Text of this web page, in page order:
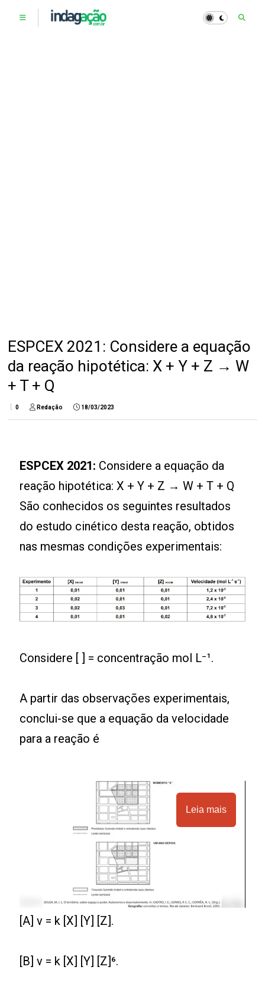
ESPCEX 2021: Considere a equação
da reação hipotética: X + Y + Z → W
+ T + Q
0 Redação 18/03/2023
ESPCEX 2021: Considere a equação da
reação hipotética: X + Y + Z → W + T + Q
São conhecidos os seguintes resultados
do estudo cinético desta reação, obtidos
nas mesmas condições experimentais:
Considere [ ] = concentração mol L⁻¹.
A partir das observações experimentais,
conclui-se que a equação da velocidade
para a reação é
Leia mais
[A] v = k [X] [Y] [Z].
[B] v = k [X] [Y] [Z]⁶.